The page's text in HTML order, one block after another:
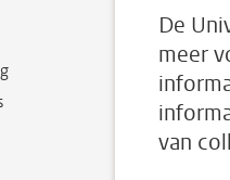
De
meer
van